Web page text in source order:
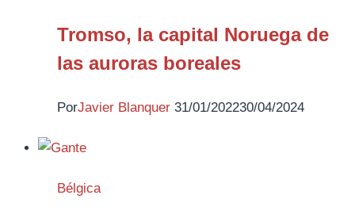
Tromso, la capital Noruega de
las auroras boreales
PorJavier Blanquer 31/01/202230/04/2024
Bélgica